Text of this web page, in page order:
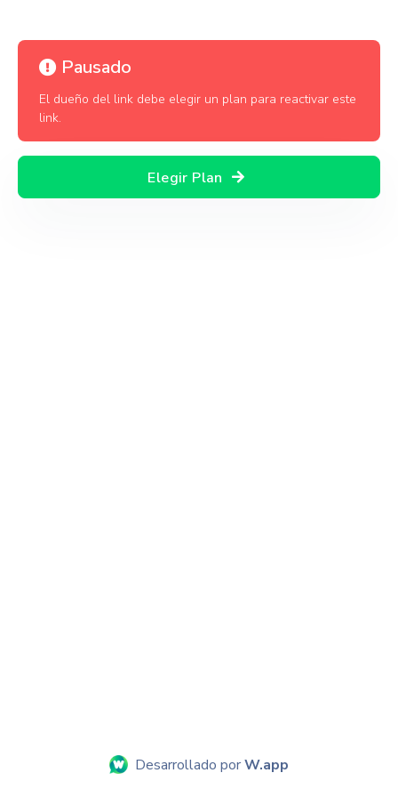
Pausado
El dueño del link debe elegir un plan para reactivar este
link.
Elegir Plan
Desarrollado porW.app